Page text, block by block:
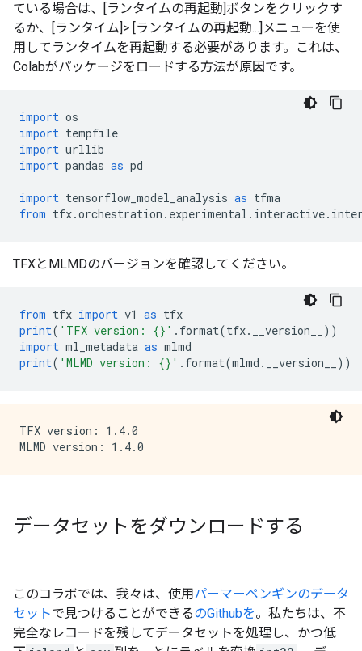
ている場合は、[ランタイムの再起動]ボタンをクリックす
るか、[ランタイム]> [ランタイムの再起動...]メニューを使
用してランタイムを再起動する必要があります。これは、
Colabがパッケージをロードする方法が原因です。
import os
import tempfile
import urllib
import pandas as pd
import tensorflow_model_analysis as tfma
from tfx.orchestration . experimental . interactive.
TFXとMLMDのバージョンを確認してください。
from tfx import v1 as tfx
print( 'TFX version: {}' . format(tfx. __version__
))
import ml_metadata as mlmd
print( 'MLMD version: {}' . format(mlmd . __version__ ))
TFX version: 1.4.0
データセットをダウンロードする
このコラボでは、我々は、使用パーマーペンギンのデータ
セットで見つけることができるのGithubを。私たちは、不
完全なレコードを残してデータセットを処理し、かつ低